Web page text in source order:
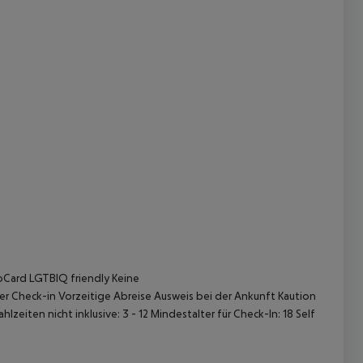
LGTBIQ friendly Keine
in Vorzeitige Abreise Ausweis bei der Ankunft Kaution
nicht inklusive: 3 - 12 Mindestalter für Check-In: 18 Self